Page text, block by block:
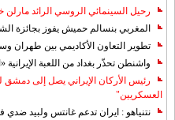
رحيل السينمائي الروسي الرائد
المغربي بنسالم حميش يفوز بجائزة
تطوير التعاون الأكاديمي بين طهران
واشنطن تحذّر بغداد من اللعبة الإيرانية
رئيس الأركان الإيراني يصل إلى دمشق
العسكريين"
نتنياهو : ايران تدعم غانتس ولبيد ضدي